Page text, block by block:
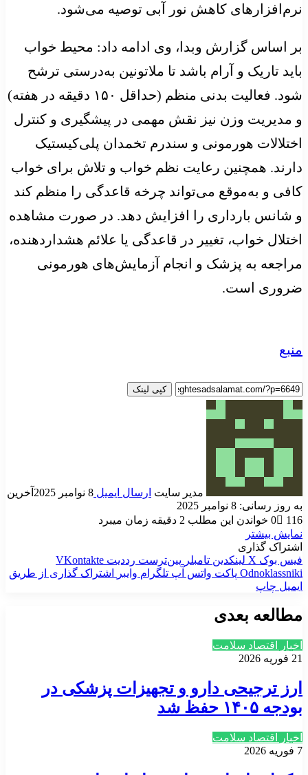
نرم‌افزارهای کاهش نور آبی توصیه می‌شود.
بر اساس گزارش وبدا، وی ادامه داد: محیط خواب
باید تاریک و آرام باشد تا ملاتونین به‌درستی ترشح
شود. فعالیت بدنی منظم (حداقل ۱۵۰ دقیقه در هفته)
و مدیریت وزن نیز نقش مهمی در پیشگیری و کنترل
اختلالات هورمونی و سندرم تخمدان پلی‌کیستیک
دارند. همچنین رعایت نظم خواب و تلاش برای خواب
کافی و به‌موقع می‌تواند چرخه قاعدگی را منظم کند
و شانس بارداری را افزایش دهد. در صورت مشاهده
اختلال خواب، تغییر در قاعدگی یا علائم هشداردهنده،
مراجعه به پزشک و انجام آزمایش‌های هورمونی
ضروری است.
منبع
کپی لینک
مدیر سایت ارسال ایمیل 8 نوامبر 2025
آخرین
به روز رسانی: 8 نوامبر 2025
0
116
خواندن این مطلب 2 دقیقه زمان میبرد
نمایش بیشتر
اشتراک گذاری
فیس بوک X لینکدین ‫تامبلر ‫پین‌ترست ‫رددیت ‫VKontakte
‫Odnoklassniki پاکت واتس آپ تلگرام وایبر
اشتراک گذاری از طریق
ایمیل چاپ
مطالعه بعدی
اخبار اقتصاد سلامت
21 فوریه 2026
ارز ترجیحی دارو و تجهیزات پزشکی در
بودجه ۱۴۰۵ حفظ شد
اخبار اقتصاد سلامت
7 فوریه 2026